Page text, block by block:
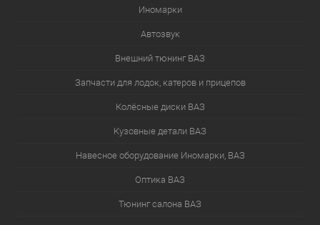
Иномарки
Автозвук
Внешний тюнинг ВАЗ
Запчасти для лодок, катеров и прицепов
Колёсные диски ВАЗ
Кузовные детали ВАЗ
Навесное оборудование Иномарки, ВАЗ
Оптика ВАЗ
Тюнинг салона ВАЗ